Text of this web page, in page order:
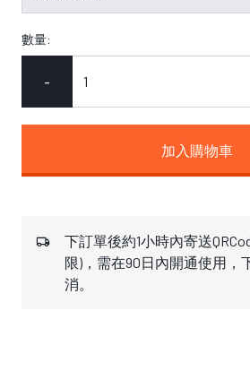
數量:
-
加入購物車
下訂單後約1小時內寄送
限)，需在90日內開通使用，
消。